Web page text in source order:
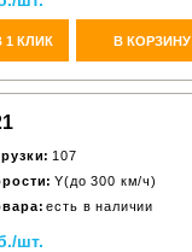
1 КЛИК В КОРЗИНУ
107
Y(до 300 км/ч)
есть в наличии
шт.